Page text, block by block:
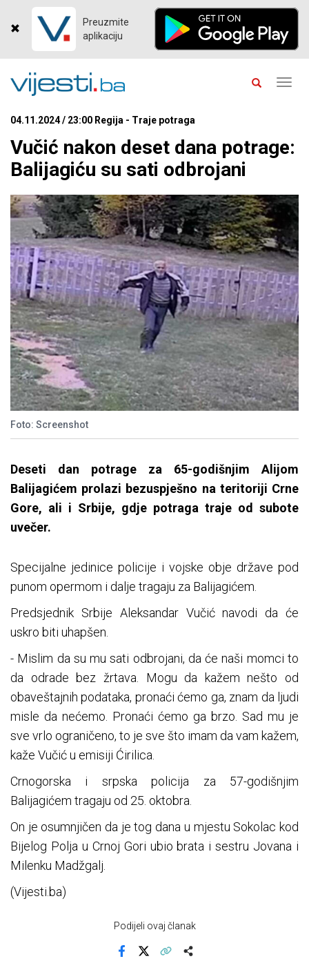
Preuzmite
aplikaciju
04.11.2024 / 23:00 Regija - Traje potraga
Vučić nakon deset dana potrage:
Balijagiću su sati odbrojani
Foto: Screenshot
Deseti dan potrage za 65-godišnjim Alijom
Balijagićem prolazi bezuspješno na teritoriji Crne
Gore, ali i Srbije, gdje potraga traje od subote
uvečer.
Specijalne jedinice policije i vojske obje države pod
punom opermom i dalje tragaju za Balijagićem.
Predsjednik Srbije Aleksandar Vučić navodi da će
uskro biti uhapšen.
- Mislim da su mu sati odbrojani, da će naši momci to
da odrade bez žrtava. Mogu da kažem nešto od
obaveštajnih podataka, pronaći ćemo ga, znam da ljudi
misle da nećemo. Pronaći ćemo ga brzo. Sad mu je
sve vrlo ograničeno, to je sve što imam da vam kažem,
kaže Vučić u emisiji Ćirilica.
Crnogorska i srpska policija za 57-godišnjim
Balijagićem tragaju od 25. oktobra.
On je osumnjičen da je tog dana u mjestu Sokolac kod
Bijelog Polja u Crnoj Gori ubio brata i sestru Jovana i
Milenku Madžgalj.
(Vijesti.ba)
Podijeli ovaj članak